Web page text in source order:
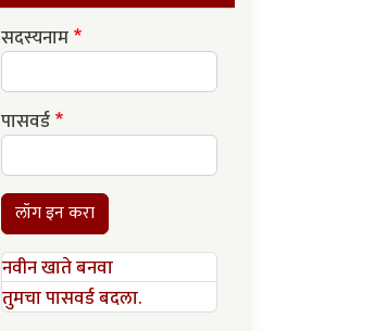
सदस्यनाम
पासवर्ड
लॉग इन करा
नवीन खाते बनवा
तुमचा पासवर्ड बदला.